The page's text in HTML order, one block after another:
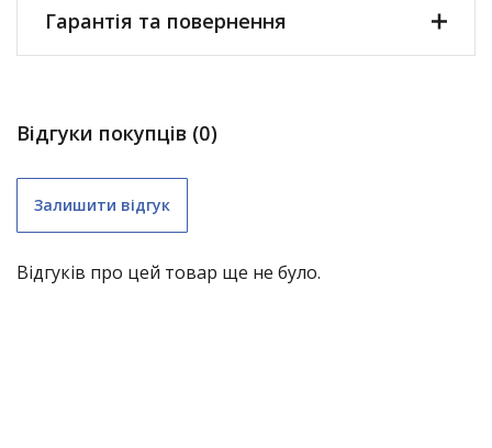
Гарантія та повернення
Відгуки покупців (0)
Залишити відгук
Відгуків про цей товар ще не було.